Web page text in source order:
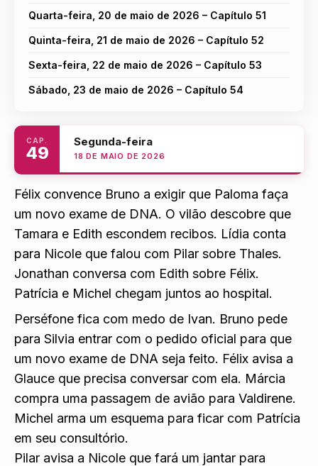
Quarta-feira, 20 de maio de 2026 – Capítulo 51
Quinta-feira, 21 de maio de 2026 – Capítulo 52
Sexta-feira, 22 de maio de 2026 – Capítulo 53
Sábado, 23 de maio de 2026 – Capítulo 54
CAP.
49
Segunda-feira
18 DE MAIO DE 2026
Félix convence Bruno a exigir que Paloma faça
um novo exame de DNA. O vilão descobre que
Tamara e Edith escondem recibos. Lídia conta
para Nicole que falou com Pilar sobre Thales.
Jonathan conversa com Edith sobre Félix.
Patrícia e Michel chegam juntos ao hospital.
Perséfone fica com medo de Ivan. Bruno pede
para Silvia entrar com o pedido oficial para que
um novo exame de DNA seja feito. Félix avisa a
Glauce que precisa conversar com ela. Márcia
compra uma passagem de avião para Valdirene.
Michel arma um esquema para ficar com Patrícia
em seu consultório.
Pilar avisa a Nicole que fará um jantar para